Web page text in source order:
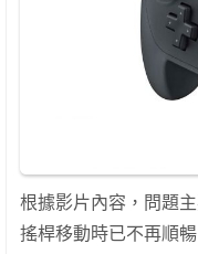
根據影片內容，問題
搖桿移動時已不再順